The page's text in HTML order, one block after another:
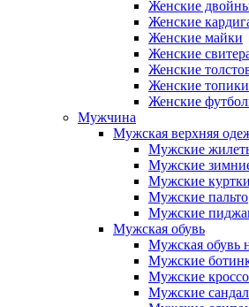
Женские
Женские
Женские майки
Женские
Женские
Женские топики
Женские
Мужчина
Мужская верхняя
Мужские
Мужские
Мужские куртки
Мужские пальто
Мужские
Мужская обувь
Мужская обувь
Мужские
Мужские
Мужские